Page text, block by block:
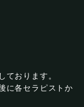
ております。
に各セラピストか